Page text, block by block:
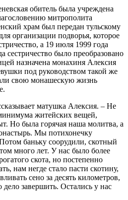
обитель была учреждена
митрополита
храм был передан тульскому
организации подворья, которое
а 19 июля 1999 года
сестричество было преобразовано
назначена монахиня Алексия
под руководством такой же
свою монашескую жизнь
матушка Алексия. – Не
житейских вещей,
Но была горячая наша молитва, а
Мы потихонечку
баньку соорудили, скотный
много лет. У нас было более
скота, но постепенно
нам негде стало пасти скотину,
сено за десять километров,
дело завершить. Остались у нас